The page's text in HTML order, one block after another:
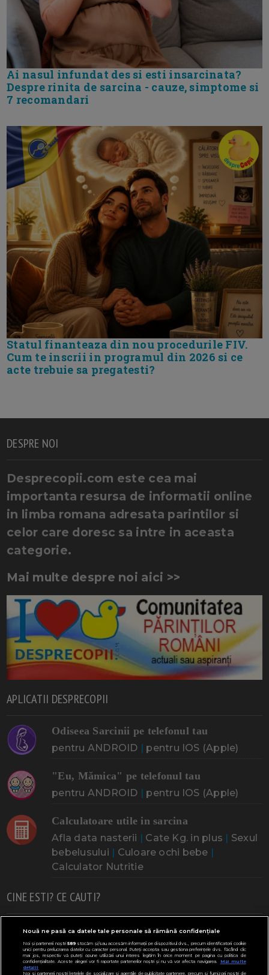
Ai nasul infundat des si esti insarcinata?
Despre rinita de sarcina - cauze, simptome si
7 recomandari
Statul finanteaza din nou procedurile FIV.
Cum te inscrii in programul din 2026 si ce
acte trebuie sa pregatesti?
DESPRE NOI
Desprecopii.com este cea mai
importanta resursa de informatii online
in limba romana adresata parintilor si
celor care doresc sa intre in aceasta
categorie.
Mai multe despre noi aici >>
APLICATII DESPRECOPII
Odiseea Sarcinii pe telefonul tau
pentru ANDROID | pentru IOS (Apple)
"Eu, Mămica" pe telefonul tau
pentru ANDROID | pentru IOS (Apple)
Calculatoare utile in sarcina
Afla data nasterii | Cate Kg. in plus | Sexul
bebelusului | Culoare ochi bebe |
Calculator Nutritie
CINE ESTI? CE CAUTI?
Doresc un copil Adoptia Probleme cu sarcina
Urmeaza sa nasc Probleme alaptare Bebe plange
Bebe febra Cresa, Gradinta
Nouă ne pasă ca datele tale personale să rămână confidențiale
Noi și partenerii noștri589stocăm și/sau accesăm informații pe dispozitivul dvs., precum identificatorii cookie
unici pentru prelucrarea datelor cu caracter personal. Puteți accepta sau gestiona preferințele dvs. făcând clic
mai jos, respectiv vă puteți opune utilizării unui interes legitim în orice moment pe pagina cu politica de
confidențialitate. Aceste alegeri vor fi raportate partenerilor noștri și nu vă vor afecta navigarea.
Mai multe
detalii
Noi si partenerii nostri (retelele de socializare si agentiile de publicitate partenere, precum si furnizorii nostri de